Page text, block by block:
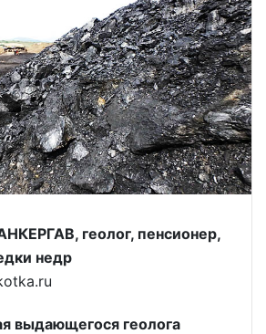
геолог, пенсионер,
недр
выдающегося геолога